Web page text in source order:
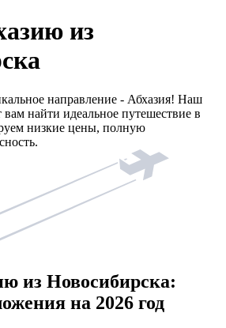
из
направление - Абхазия! Наш
найти идеальное путешествие в
низкие цены, полную
из Новосибирска:
на 2026 год